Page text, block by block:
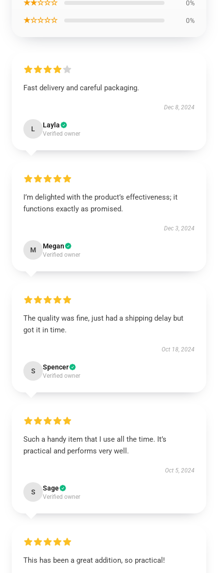
★★☆☆☆ 0%
★☆☆☆☆ 0%
Fast delivery and careful packaging.
Dec 8, 2024
L Layla
Verified owner
I’m delighted with the product’s effectiveness; it
functions exactly as promised.
Dec 3, 2024
M Megan
Verified owner
The quality was fine, just had a shipping delay but
got it in time.
Oct 18, 2024
S Spencer
Verified owner
Such a handy item that I use all the time. It’s
practical and performs very well.
Oct 5, 2024
S Sage
Verified owner
This has been a great addition, so practical!